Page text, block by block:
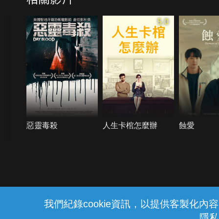
我們紀錄cookie資訊，以提供客製化內
惡靈毒殺
5.0
人生卡棺怎麼辦 蝕愛